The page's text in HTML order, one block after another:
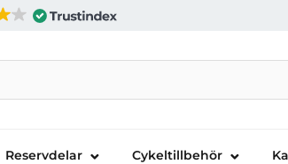
Reservdelar Cykeltillbehör